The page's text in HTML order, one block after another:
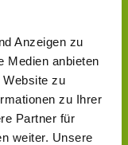
Anzeigen zu
Medien anbieten
Website zu
zu Ihrer
Partner für
weiter. Unsere